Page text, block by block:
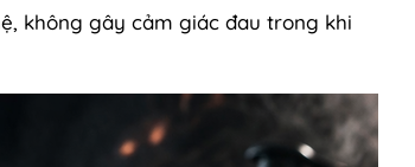
không gây cảm giác đau trong khi